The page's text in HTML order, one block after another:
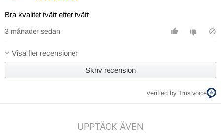
Bra kvalitet tvätt efter tvätt
3 månader sedan
Visa fler recensioner
Skriv recension
Verified by Trustvoice
UPPTÄCK ÄVEN